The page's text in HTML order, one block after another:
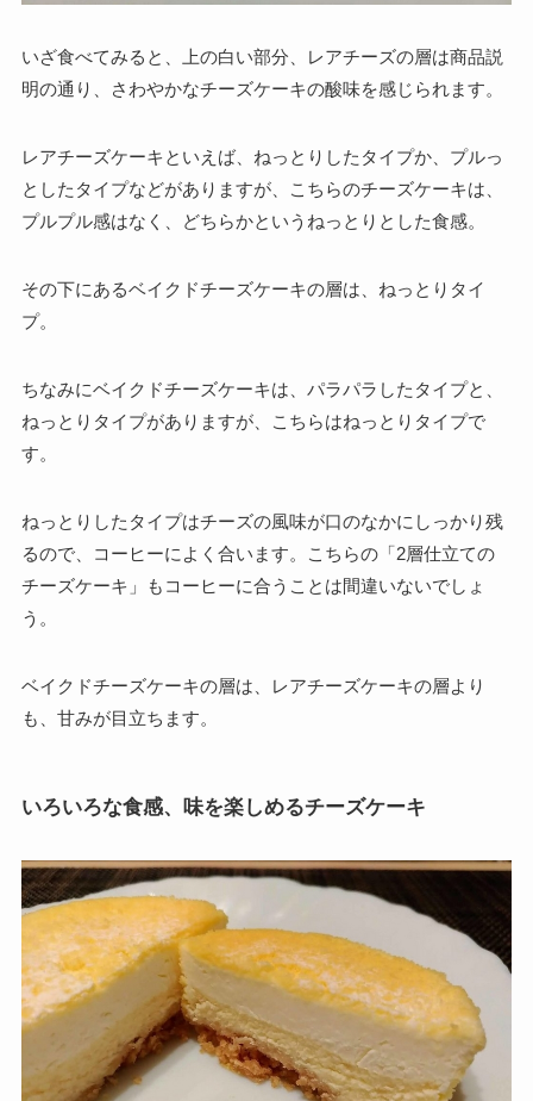
いざ食べてみると、上の白い部分、レアチーズの層は商品説
明の通り、さわやかなチーズケーキの酸味を感じられます。
レアチーズケーキといえば、ねっとりしたタイプか、プルっ
としたタイプなどがありますが、こちらのチーズケーキは、
プルプル感はなく、どちらかというねっとりとした食感。
その下にあるベイクドチーズケーキの層は、ねっとりタイ
プ。
ちなみにベイクドチーズケーキは、パラパラしたタイプと、
ねっとりタイプがありますが、こちらはねっとりタイプで
す。
ねっとりしたタイプはチーズの風味が口のなかにしっかり残
るので、コーヒーによく合います。こちらの「2層仕立ての
チーズケーキ」もコーヒーに合うことは間違いないでしょ
う。
ベイクドチーズケーキの層は、レアチーズケーキの層より
も、甘みが目立ちます。
いろいろな食感、味を楽しめるチーズケーキ